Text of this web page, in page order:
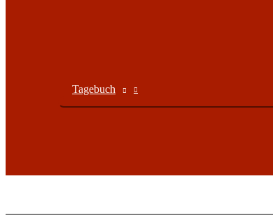
Tagebuch